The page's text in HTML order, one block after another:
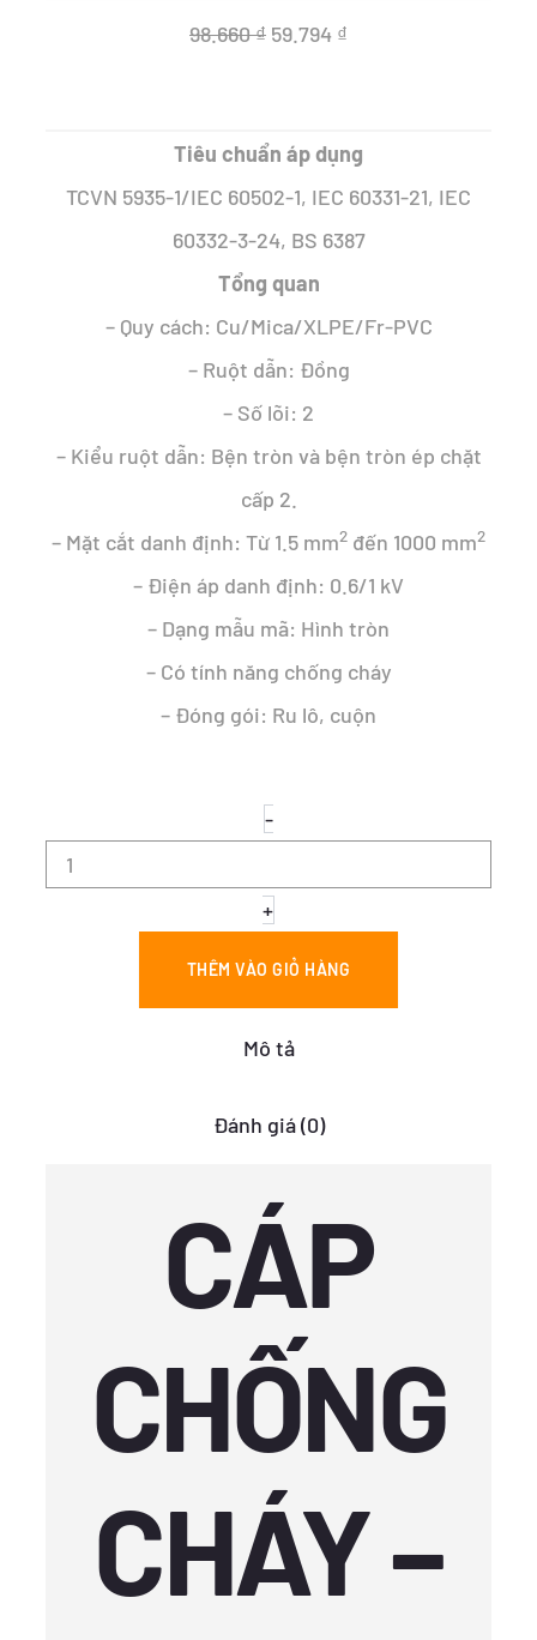
98.660₫ Giá
98.660 ₫.
59.794 ₫
là:
59.794 ₫.
Tiêu chuẩn áp dụng
TCVN 5935-1/IEC 60502-1, IEC 60331-21, IEC
60332-3-24, BS 6387
Tổng quan
– Quy cách: Cu/Mica/XLPE/Fr-PVC
– Ruột dẫn: Đồng
– Số lõi: 2
– Kiểu ruột dẫn: Bện tròn và bện tròn ép chặt
cấp 2.
– Mặt cắt danh định: Từ 1.5 mm2 đến 1000 mm2
– Điện áp danh định: 0.6/1 kV
– Dạng mẫu mã: Hình tròn
– Có tính năng chống cháy
– Đóng gói: Ru lô, cuộn
-CÁP
CHỐNG
FRN-
CXV
số
+
THÊM VÀO GIỎ HÀNG
Mô tả
Đánh giá (0)
CÁP
CHỐNG
CHÁY –